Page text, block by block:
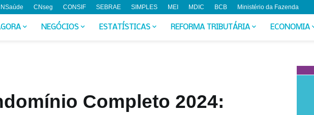
CNseg CONSIF SEBRAE SIMPLES MEI MDIC BCB Ministério da Fazenda
NEGÓCIOS ESTATÍSTICAS REFORMA TRIBUTÁRIA ECONOMIA
Completo 2024: